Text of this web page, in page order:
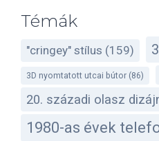
Témák
"cringey" stílus (159)
3D nyomtatott utcai bútor (86)
20. századi olasz
1980-as évek